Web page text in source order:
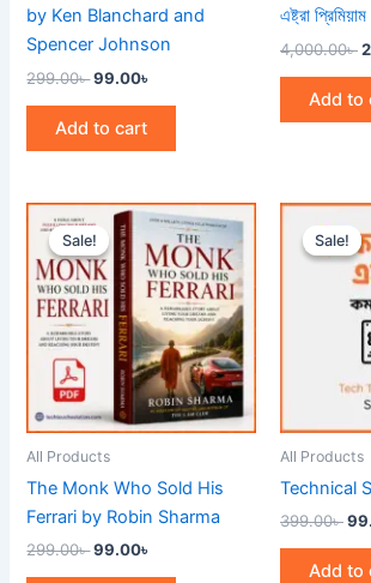
by Ken Blanchard and
Spencer Johnson
299.00৳99.00৳
Add to cart
এষ্ট্রা প্রিমিয়াম
4,000.00৳
Add to
Sale!
Sale!
All Products
The Monk Who Sold His
Ferrari by Robin Sharma
299.00৳
Original
price
was:
299.00৳ .
99.00৳
Current
price
is:
99.00৳ .
Sale!
Sale!
All Products
Technical
399.00৳
Add to